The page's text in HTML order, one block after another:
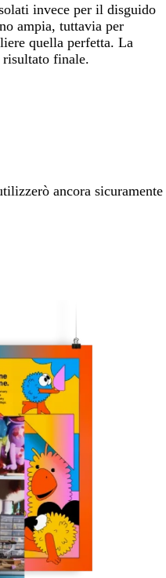
invece per il disguido
ampia, tuttavia per
quella perfetta. La
risultato finale.
ancora sicuramente